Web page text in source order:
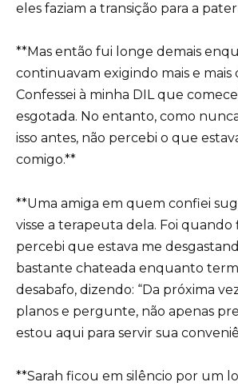
eles faziam a transição para a
**Mas então fui longe demais
continuavam exigindo mais e
Confessei à minha DIL que
esgotada. No entanto, como
isso antes, não percebi o que
comigo.**
**Uma amiga em quem confiei
visse a terapeuta dela. Foi
percebi que estava me
bastante chateada enquanto
desabafo, dizendo: “Da próxima
planos e pergunte, não apenas
estou aqui para servir sua
**Sarah ficou em silêncio por um